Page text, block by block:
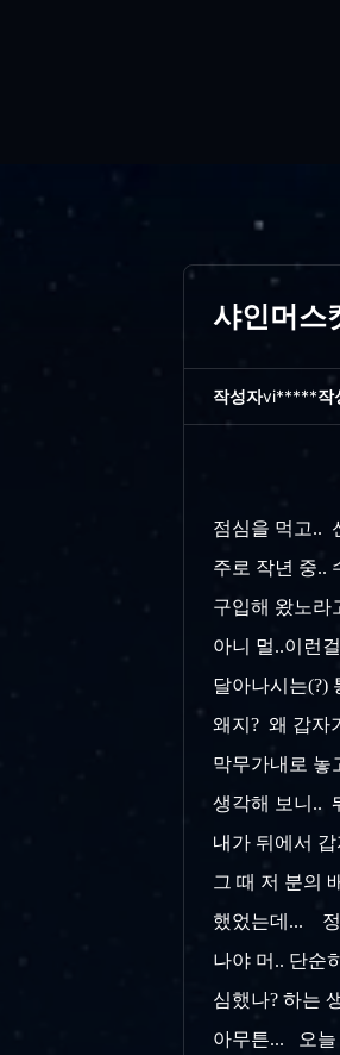
샤인머스
작성자vi*****작
점심을 먹고..
주로 작년 중..
구입해 왔노라
아니 멀..이런
달아나시는(?)
왜지? 왜 갑자
막무가내로 놓
생각해 보니..
내가 뒤에서
그 때 저 분의
했었는데... 정
나야 머.. 단순
심했나? 하는
아무튼... 오늘